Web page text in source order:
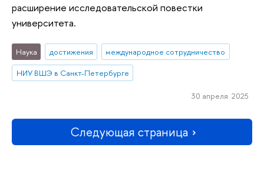
расширение исследовательской повестки
университета.
Наука достижения
международное сотрудничество
НИУ ВШЭ в Санкт-Петербурге
30 апреля 2025
Следующая страница